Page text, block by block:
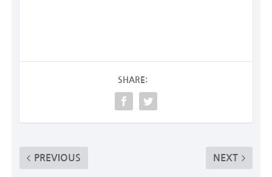
SHARE:
PREVIOUS NEXT